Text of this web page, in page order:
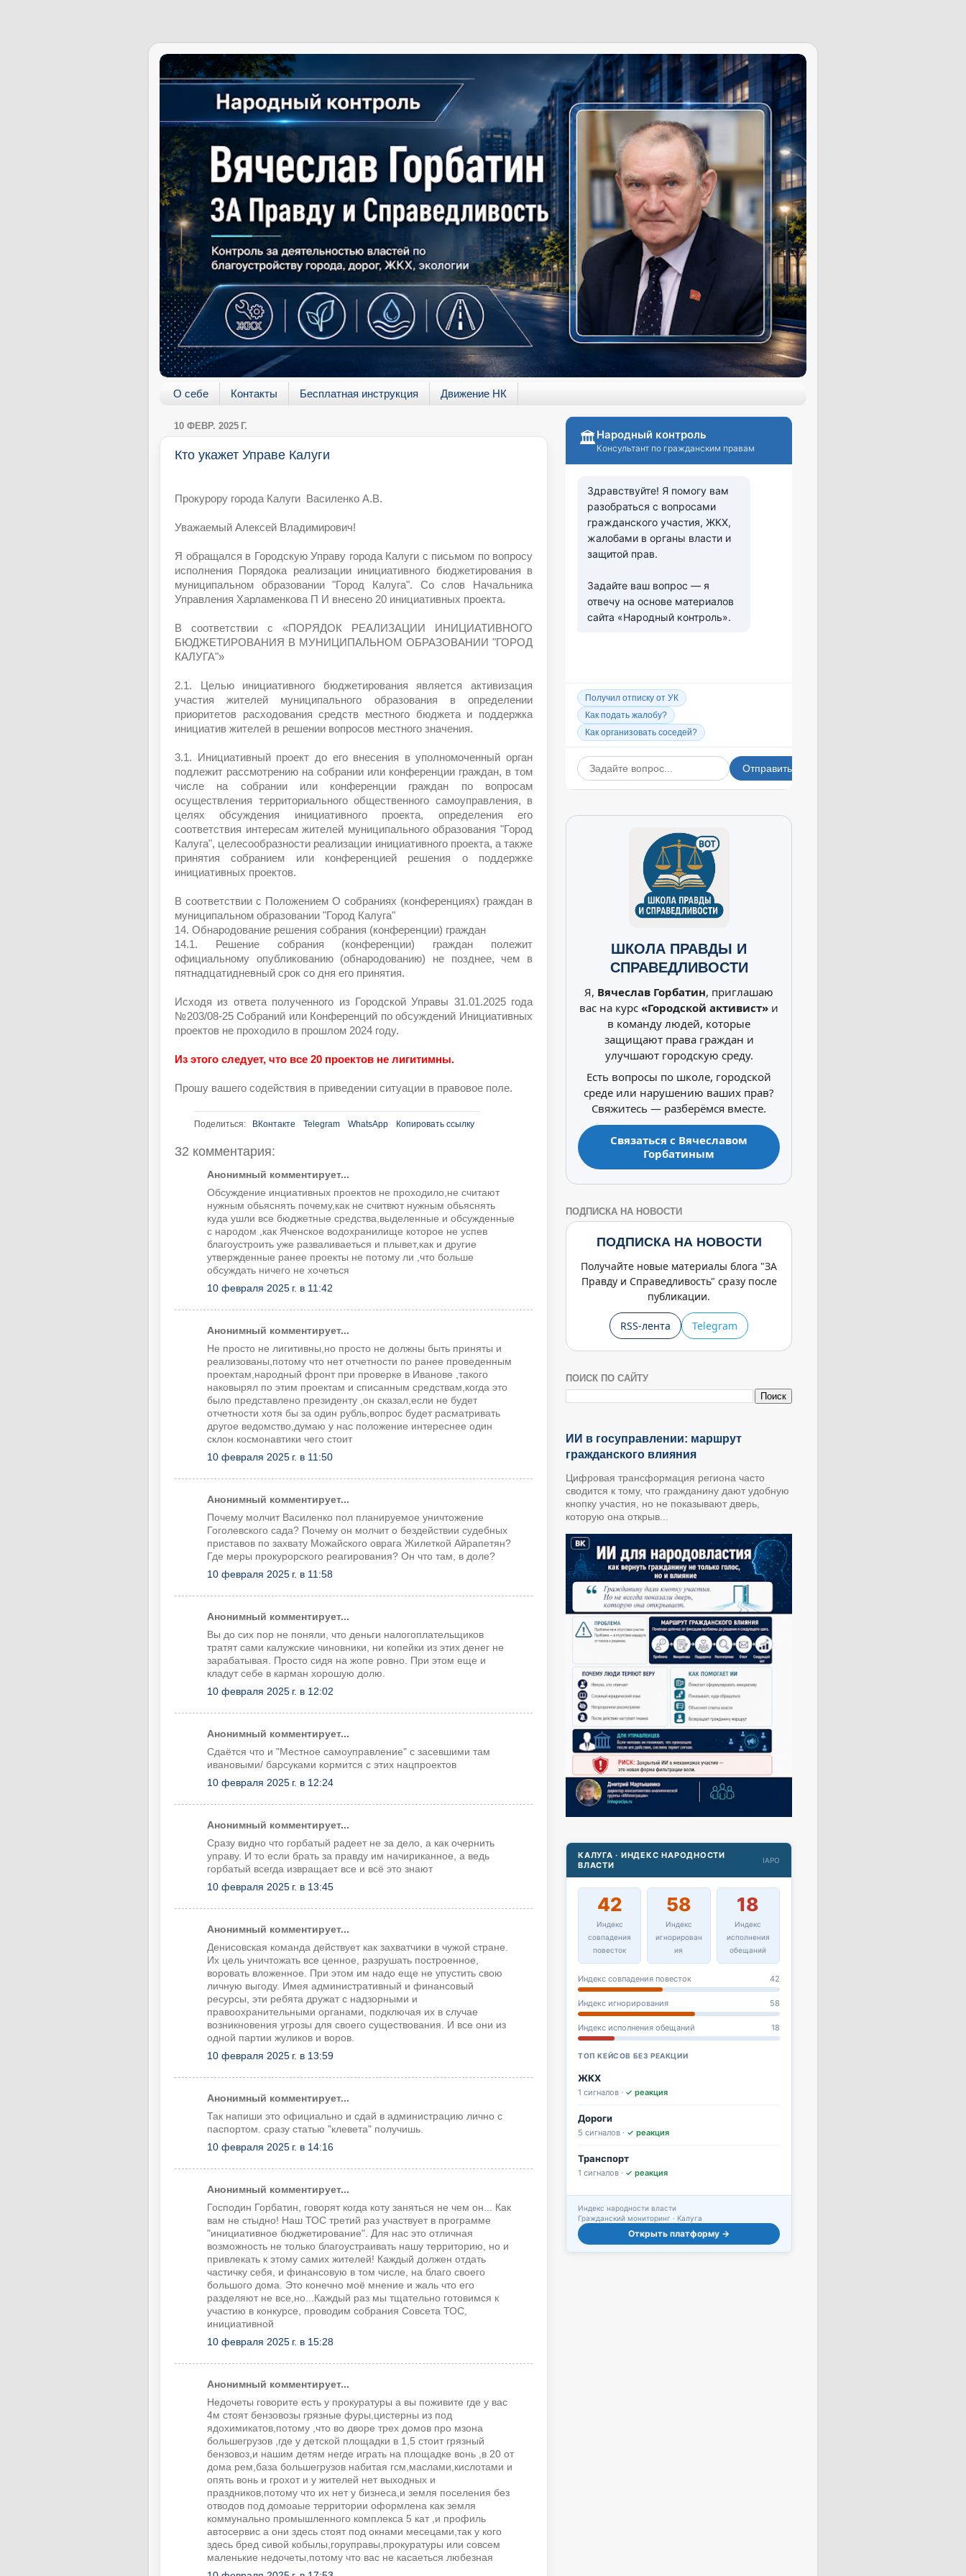
О себе Контакты Бесплатная инструкция Движение НК
10 ФЕВР. 2025 Г.
Кто укажет Управе Калуги
Прокурору города Калуги Василенко А.В.
Уважаемый Алексей Владимирович!
Я обращался в Городскую Управу города Калуги с письмом по вопросу
исполнения Порядока реализации инициативного бюджетирования в
муниципальном образовании "Город Калуга". Со слов Начальника
Управления Харламенкова П И внесено 20 инициативных проекта.
В соответствии с «ПОРЯДОК РЕАЛИЗАЦИИ ИНИЦИАТИВНОГО
БЮДЖЕТИРОВАНИЯ В МУНИЦИПАЛЬНОМ ОБРАЗОВАНИИ "ГОРОД
КАЛУГА"»
2.1. Целью инициативного бюджетирования является активизация
участия жителей муниципального образования в определении
приоритетов расходования средств местного бюджета и поддержка
инициатив жителей в решении вопросов местного значения.
3.1. Инициативный проект до его внесения в уполномоченный орган
подлежит рассмотрению на собрании или конференции граждан, в том
числе на собрании или конференции граждан по вопросам
осуществления территориального общественного самоуправления, в
целях обсуждения инициативного проекта, определения его
соответствия интересам жителей муниципального образования "Город
Калуга", целесообразности реализации инициативного проекта, а также
принятия собранием или конференцией решения о поддержке
инициативных проектов.
В соответствии с Положением О собраниях (конференциях) граждан в
муниципальном образовании "Город Калуга"
14. Обнародование решения собрания (конференции) граждан
14.1. Решение собрания (конференции) граждан полежит
официальному опубликованию (обнародованию) не позднее, чем в
пятнадцатидневный срок со дня его принятия.
Исходя из ответа полученного из Городской Управы 31.01.2025 года
№203/08-25 Собраний или Конференций по обсуждений Инициативных
проектов не проходило в прошлом 2024 году.
Из этого следует, что все 20 проектов не лигитимны.
Прошу вашего содействия в приведении ситуации в правовое поле.
Поделиться: ВКонтакте Telegram WhatsApp Копировать ссылку
32 комментария:
Анонимный комментирует...
Обсуждение инциативных проектов не проходило,не считают
нужным обьяснять почему,как не считвют нужным обьяснять
куда ушли все бюджетные средства,выделенные и обсужденные
с народом ,как Яченское водохранилище которое не успев
благоустроить уже разваливаеться и плывет,как и другие
утвержденные ранее проекты не потому ли ,что больше
обсуждать ничего не хочеться
10 февраля 2025 г. в 11:42
Анонимный комментирует...
Не просто не лигитивны,но просто не должны быть приняты и
реализованы,потому что нет отчетности по ранее проведенным
проектам,народный фронт при проверке в Иванове ,такого
наковырял по этим проектам и списанным средствам,когда это
было представлено президенту ,он сказал,если не будет
отчетности хотя бы за один рубль,вопрос будет расматривать
другое ведомство,думаю у нас положение интереснее один
склон космонавтики чего стоит
10 февраля 2025 г. в 11:50
Анонимный комментирует...
Почему молчит Василенко пол планируемое уничтожение
Гоголевского сада? Почему он молчит о бездействии судебных
приставов по захвату Можайского оврага Жилеткой Айрапетян?
Где меры прокурорского реагирования? Он что там, в доле?
10 февраля 2025 г. в 11:58
Анонимный комментирует...
Вы до сих пор не поняли, что деньги налогоплательщиков
тратят сами калужские чиновники, ни копейки из этих денег не
зарабатывая. Просто сидя на жопе ровно. При этом еще и
кладут себе в карман хорошую долю.
10 февраля 2025 г. в 12:02
Анонимный комментирует...
Сдаётся что и "Местное самоуправление" с засевшими там
ивановыми/ барсуками кормится с этих нацпроектов
10 февраля 2025 г. в 12:24
Анонимный комментирует...
Сразу видно что горбатый радеет не за дело, а как очернить
управу. И то если брать за правду им начириканное, а ведь
горбатый всегда извращает все и всё это знают
10 февраля 2025 г. в 13:45
Анонимный комментирует...
Денисовская команда действует как захватчики в чужой стране.
Их цель уничтожать все ценное, разрушать построенное,
воровать вложенное. При этом им надо еще не упустить свою
личную выгоду. Имея административный и финансовый
ресурсы, эти ребята дружат с надзорными и
правоохранительными органами, подключая их в случае
возникновения угрозы для своего существования. И все они из
одной партии жуликов и воров.
10 февраля 2025 г. в 13:59
Анонимный комментирует...
Так напиши это официально и сдай в администрацию лично с
паспортом. сразу статью "клевета" получишь.
10 февраля 2025 г. в 14:16
Анонимный комментирует...
Господин Горбатин, говорят когда коту заняться не чем он... Как
вам не стыдно! Наш ТОС третий раз участвует в программе
"инициативное бюджетирование". Для нас это отличная
возможность не только благоустраивать нашу территорию, но и
привлекать к этому самих жителей! Каждый должен отдать
частичку себя, и финансовую в том числе, на благо своего
большого дома. Это конечно моё мнение и жаль что его
разделяют не все,но...Каждый раз мы тщательно готовимся к
участию в конкурсе, проводим собрания Совсета ТОС,
инициативной
10 февраля 2025 г. в 15:28
Анонимный комментирует...
Недочеты говорите есть у прокуратуры а вы поживите где у вас
4м стоят бензовозы грязные фуры,цистерны из под
ядохимикатов,потому ,что во дворе трех домов про мзона
большегрузов ,где у детской площадки в 1,5 стоит грязный
бензовоз,и нашим детям негде играть на площадке вонь ,в 20 от
дома рем,база большегрузов набитая гсм,маслами,кислотами и
опять вонь и грохот и у жителей нет выходных и
праздников,потому что их нет у бизнеса,и земля поселения без
отводов под домоаые территории оформлена как земля
коммунально промышленного комплекса 5 кат ,и профиль
автосервис а они здесь стоят под окнами месецами,так у кого
здесь бред сивой кобылы,горуправы,прокуратуры или совсем
маленькие недочеты,потому что вас не касаеться любезная
ШКОЛА ПРАВДЫ И
СПРАВЕДЛИВОСТИ
Я, Вячеслав Горбатин, приглашаю
вас на курс «Городской активист» и
в команду людей, которые
защищают права граждан и
улучшают городскую среду.
Есть вопросы по школе, городской
среде или нарушению ваших прав?
Свяжитесь — разберёмся вместе.
Связаться с Вячеславом
Горбатиным
ПОДПИСКА НА НОВОСТИ
ПОДПИСКА НА НОВОСТИ
Получайте новые материалы блога "ЗА
Правду и Справедливость" сразу после
публикации.
RSS-лента Telegram
ПОИСК ПО САЙТУ
ИИ в госуправлении: маршрут
гражданского влияния
Цифровая трансформация региона часто
сводится к тому, что гражданину дают удобную
кнопку участия, но не показывают дверь,
которую она открыв...
КАЛУГА · ИНДЕКС НАРОДНОСТИ
ВЛАСТИ
IAPO
42
Индекс
совпадения
повесток
58
Индекс
игнорирован
ия
18
Индекс
исполнения
обещаний
Индекс совпадения повесток 42
Индекс игнорирования 58
Индекс исполнения обещаний 18
ТОП КЕЙСОВ БЕЗ РЕАКЦИИ
ЖКХ
1 сигналов · ✓ реакция
Дороги
5 сигналов · ✓ реакция
Транспорт
1 сигналов · ✓ реакция
Индекс народности власти
Гражданский мониторинг · Калуга
Открыть платформу →